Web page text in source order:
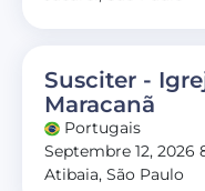
Susciter -
Maracanã
Portugais
Septembre 12, 2026
Atibaia, São Paulo